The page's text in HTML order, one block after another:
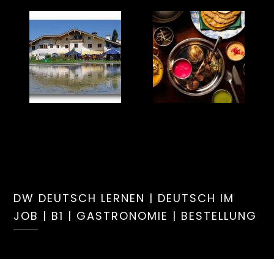
DW DEUTSCH LERNEN | DEUTSCH IM
JOB | B1 | GASTRONOMIE | BESTELLUNG